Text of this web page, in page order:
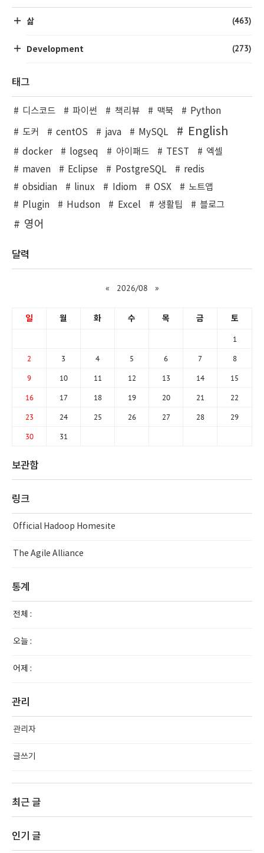
삶 (463)
Development (273)
태그
디스코드 파이썬 책리뷰 맥북 Python
도커 centOS java MySQL English
docker logseq 아이패드 TEST
엑셀
maven
Eclipse PostgreSQL
redis
obsidian
linux Idiom OSX
노트앱
Plugin
Hudson Excel 생활팁 블로그
영어
달력
« 2026/08 »
일 월 화 수 목 금 토
1
2 3 4 5 6 7 8
9 10 11 12 13 14 15
16 17 18 19 20 21 22
23 24 25 26 27 28 29
30 31
보관함
링크
Official Hadoop Homesite
The Agile Alliance
통계
전체 :
오늘 :
어제 :
관리
관리자
글쓰기
최근 글
인기 글